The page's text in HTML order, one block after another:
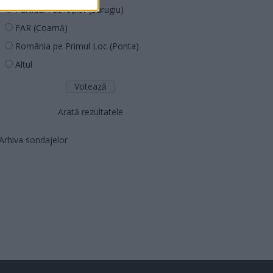
Partidul Patrioților (Surugiu)
FAR (Coarnă)
România pe Primul Loc (Ponta)
Altul
Arată rezultatele
sondajelor